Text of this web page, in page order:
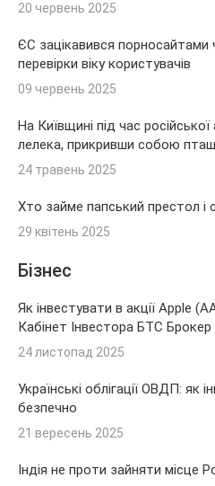
20 червень 2025
ЄС зацікавився порносайтами
перевірки віку користувачів
09 червень 2025
На Київщині під час
лелека, прикривши собою
24 травень 2025
Хто займе папський престол і
29 квітень 2025
Бізнес
Як інвестувати в акції Apple
Кабінет Інвестора БТС Брокер
24 листопад 2025
Українські облігації ОВДП: як
безпечно
21 вересень 2025
Індія не проти зайняти місце